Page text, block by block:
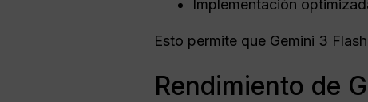
Implementación
Esto permite que Gemini 3
Rendimiento de